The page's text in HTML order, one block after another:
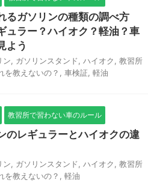
るガソリンの種類の調べ方
ュラー？ハイオク？軽油？車
よう
ン, ガソリンスタンド, ハイオク, 教習所
を教えないの？ , 車検証, 軽油
教習所で習わない車のルール
のレギュラーとハイオクの違
ン, ガソリンスタンド, ハイオク, 教習所
を教えないの？ , 軽油